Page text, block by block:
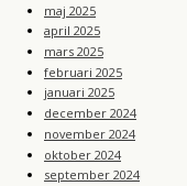
maj 2025
april 2025
mars 2025
februari 2025
januari 2025
december 2024
november 2024
oktober 2024
september 2024